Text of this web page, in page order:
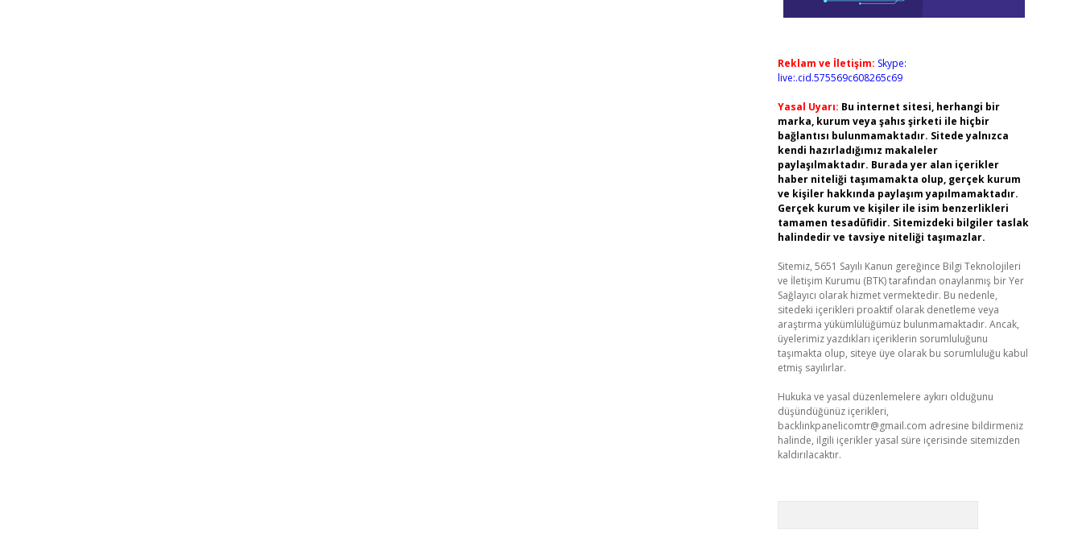
Reklam ve İletişim: Skype:
live:.cid.575569c608265c69
Yasal Uyarı: Bu internet sitesi, herhangi bir
marka, kurum veya şahıs şirketi ile hiçbir
bağlantısı bulunmamaktadır. Sitede yalnızca
kendi hazırladığımız makaleler
paylaşılmaktadır. Burada yer alan içerikler
haber niteliği taşımamakta olup, gerçek kurum
ve kişiler hakkında paylaşım yapılmamaktadır.
Gerçek kurum ve kişiler ile isim benzerlikleri
tamamen tesadüfidir. Sitemizdeki bilgiler taslak
halindedir ve tavsiye niteliği taşımazlar.
Sitemiz, 5651 Sayılı Kanun gereğince Bilgi Teknolojileri
ve İletişim Kurumu (BTK) tarafından onaylanmış bir Yer
Sağlayıcı olarak hizmet vermektedir. Bu nedenle,
sitedeki içerikleri proaktif olarak denetleme veya
araştırma yükümlülüğümüz bulunmamaktadır. Ancak,
üyelerimiz yazdıkları içeriklerin sorumluluğunu
taşımakta olup, siteye üye olarak bu sorumluluğu kabul
etmiş sayılırlar.
Hukuka ve yasal düzenlemelere aykırı olduğunu
düşündüğünüz içerikleri,
backlinkpanelicomtr@gmail.com adresine bildirmeniz
halinde, ilgili içerikler yasal süre içerisinde sitemizden
kaldırılacaktır.